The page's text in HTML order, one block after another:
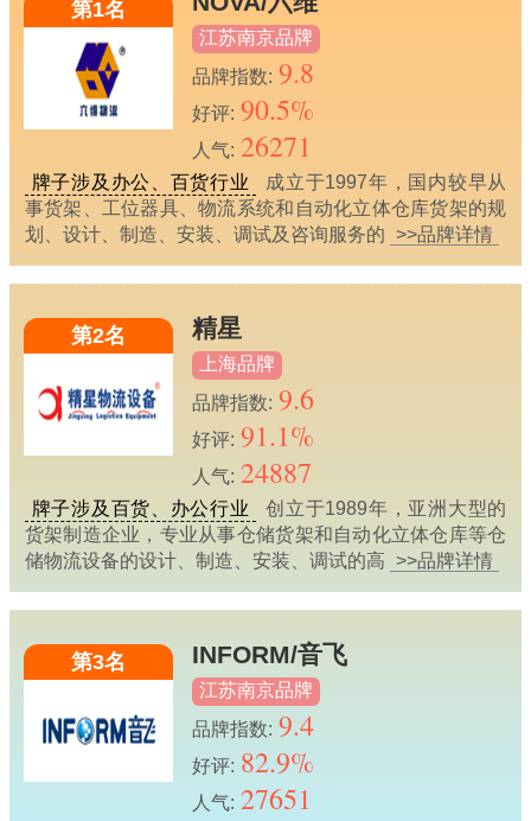
第1名
江苏南京品牌
品牌指数: 9.8
好评: 90.5%
人气: 26271
牌子涉及办公、百货行业
成立于1997年，国内较早从
事货架、工位器具、物流系统和自动化立体仓库货架的规
划、设计、制造、安装、调试及咨询服务的 >>品牌详情
第2名 精星
上海品牌
品牌指数: 9.6
好评: 91.1%
人气: 24887
牌子涉及百货、办公行业
创立于1989年，亚洲大型的
货架制造企业，专业从事仓储货架和自动化立体仓库等仓
储物流设备的设计、制造、安装、调试的高 >>品牌详情
第3名 INFORM/音飞
江苏南京品牌
品牌指数: 9.4
好评: 82.9%
人气: 27651